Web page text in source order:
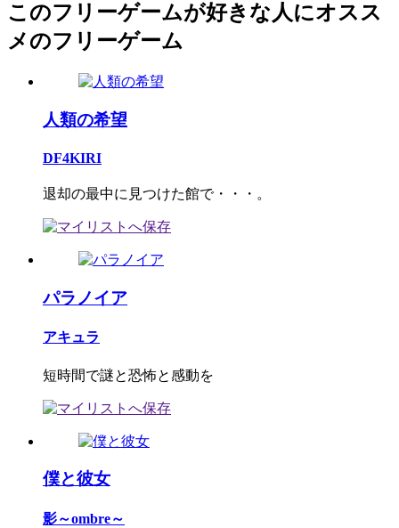
このフリーゲームが好きな人にオスス
メのフリーゲーム
人類の希望
DF4KIRI
退却の最中に見つけた館で・・・。
パラノイア
アキュラ
短時間で謎と恐怖と感動を
僕と彼女
影～ombre～